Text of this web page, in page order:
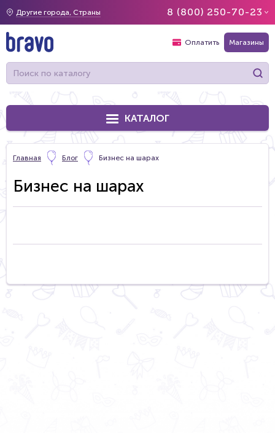
Другие города, Страны 8 (800) 250-70-23
Оплатить Магазины
КАТАЛОГ
Главная Блог Бизнес на шарах
Бизнес на шарах